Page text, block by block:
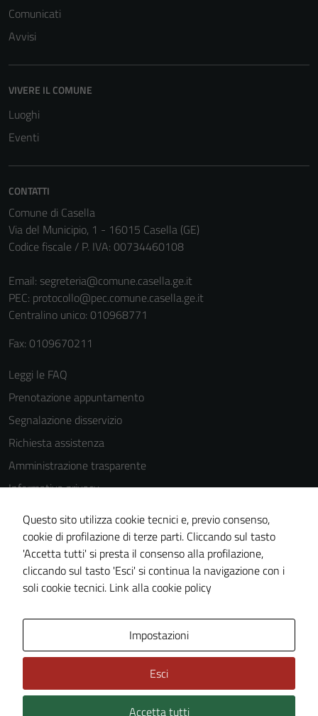
Comunicati
Avvisi
VIVERE IL COMUNE
Luoghi
Eventi
CONTATTI
Comune di Casella
Via del Municipio, 1 - 16015 Casella (GE)
Codice fiscale / P. IVA: 00734460108
Email: segreteria@comune.casella.ge.it
PEC: protocollo@pec.comune.casella.ge.it
Centralino unico: 010968771
Fax: 0109670211
Leggi le FAQ
Prenotazione appuntamento
Segnalazione disservizio
Richiesta assistenza
Amministrazione trasparente
Informativa privacy
Cookie Policy
Note legali
Dichiarazione di accessibilità
Piano di miglioramento del sito
Questo sito utilizza cookie tecnici e, previo consenso,
cookie di profilazione di terze parti. Cliccando sul tasto
'Accetta tutti' si presta il consenso alla profilazione,
cliccando sul tasto 'Esci' si continua la navigazione con i
soli cookie tecnici. Link alla cookie policy
Impostazioni
Esci
Accetta tutti
essere
disabilitati.
non raccolgono
informazioni
Cookie policy
dettagli) e
possono
essere
utilizzati
anche per la
La
disabilitazione
di questi
peggiore la
navigazione e